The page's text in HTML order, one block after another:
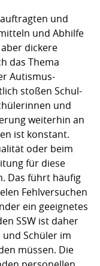
und
und Abhilfe
dickere
das Thema
Autismus-
stoßen Schul-
und
weiterhin an
ist konstant.
oder beim
für diese
Das führt häufig
Fehlversuchen
ein geeignetes
SSW ist daher
Schüler im
müssen. Die